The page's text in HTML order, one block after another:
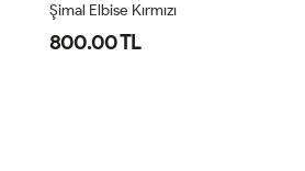
Şimal Elbise Kırmızı
800.00 TL